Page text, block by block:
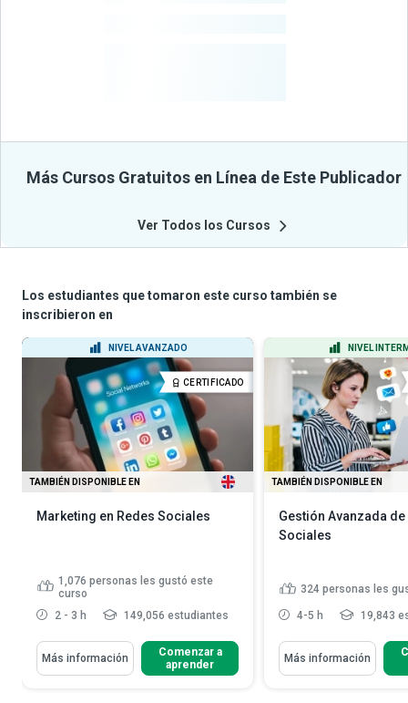
Más Cursos Gratuitos en Línea de Este Publicador
Ver Todos los Cursos
Los estudiantes que tomaron este curso también se
inscribieron en
NIVEL AVANZADO
CERTIFICADO
TAMBIÉN DISPONIBLE EN
Marketing en Redes Sociales
1,076 personas les gustó este
curso
2 - 3 h
149,056 estudiantes
Más información
Comenzar a
aprender
NIVEL
TAMBIÉN DISPONIBLE EN
Gestión Avanzada de
Sociales
324 personas les
4-5 h 19,843
Más información